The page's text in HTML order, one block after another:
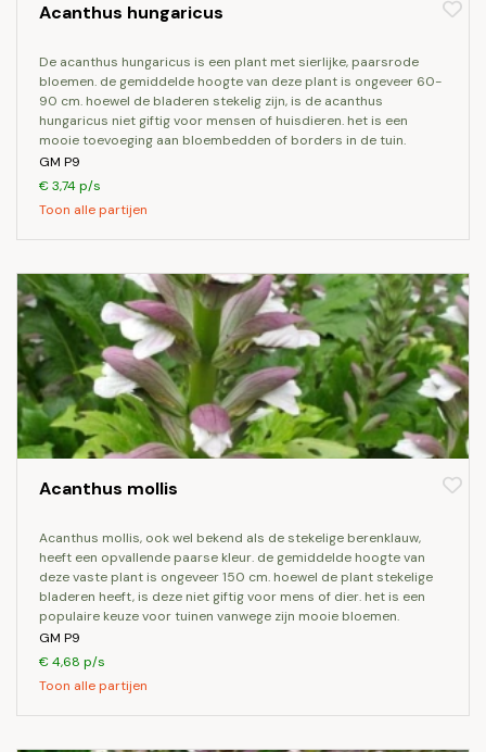
Acanthus hungaricus
de acanthus hungaricus is een plant met sierlijke, paarsrode
bloemen. de gemiddelde hoogte van deze plant is ongeveer 60-
90 cm. hoewel de bladeren stekelig zijn, is de acanthus
hungaricus niet giftig voor mensen of huisdieren. het is een
mooie toevoeging aan bloembedden of borders in de tuin.
GM P9
€ 3,74 p/s
Toon alle partijen
Acanthus mollis
acanthus mollis, ook wel bekend als de stekelige berenklauw,
heeft een opvallende paarse kleur. de gemiddelde hoogte van
deze vaste plant is ongeveer 150 cm. hoewel de plant stekelige
bladeren heeft, is deze niet giftig voor mens of dier. het is een
populaire keuze voor tuinen vanwege zijn mooie bloemen.
GM P9
€ 4,68 p/s
Toon alle partijen